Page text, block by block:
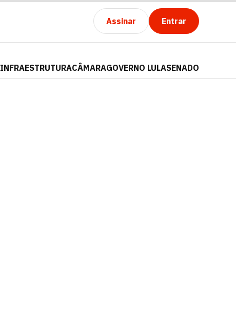
Assinar Entrar
INFRAESTRUTURACÂMARAGOVERNO LULASENADO